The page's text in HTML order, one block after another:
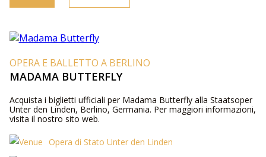
OPERA E BALLETTO A BERLINO
MADAMA BUTTERFLY
Acquista i biglietti ufficiali per Madama Butterfly alla Staatsoper
Unter den Linden, Berlino, Germania. Per maggiori informazioni,
visita il nostro sito web.
Opera di Stato Unter den Linden